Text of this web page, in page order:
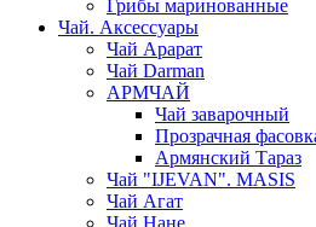
Грибы маринованные
Чай. Аксессуары
Чай Арарат
Чай Darman
АРМЧАЙ
Чай заварочный
Прозрачная
Армянский Тараз
Чай "IJEVAN". MASIS
Чай Агат
Чай Нане